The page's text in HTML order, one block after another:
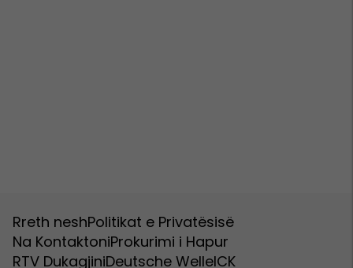
Rreth neshPolitikat e Privatësisë
Na KontaktoniProkurimi i Hapur
RTV DukagjiniDeutsche WelleICK